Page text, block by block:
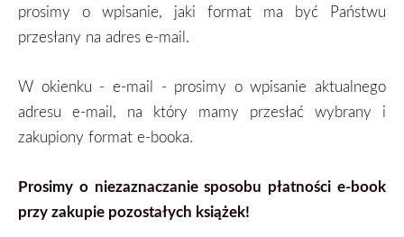
prosimy o wpisanie, jaki format ma być Państwu
przesłany na adres e-mail.
W okienku - e-mail - prosimy o wpisanie aktualnego
adresu e-mail, na który mamy przesłać wybrany i
zakupiony format e-booka.
Prosimy o niezaznaczanie sposobu płatności e-book
przy zakupie pozostałych książek!